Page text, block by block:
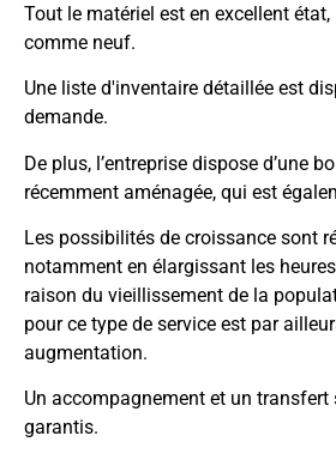
Tout le matériel est en excellent
comme neuf.
Une liste d'inventaire détaillée est
demande.
De plus, l’entreprise dispose d’une
récemment aménagée, qui est
Les possibilités de croissance sont
notamment en élargissant les heures
raison du vieillissement de la
pour ce type de service est par
augmentation.
Un accompagnement et un transfert
garantis.